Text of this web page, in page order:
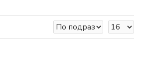
онлайн магазин за домашни
да Ви осигурим всичко, от